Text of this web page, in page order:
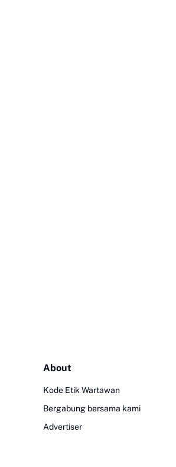
About
Kode Etik Wartawan
Bergabung bersama kami
Advertiser